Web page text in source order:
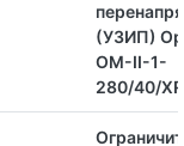
(УЗИП)
OM-II-1-
280/40/XR